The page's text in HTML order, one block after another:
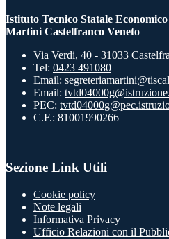
Istituto Tecnico Statale
Martini Castelfranco Veneto
Via Verdi, 40 - 31033
Tel: 0423 491080
Email:
Email:
PEC:
C.F.: 81001990266
Sezione Link Utili
Cookie policy
Note legali
Informativa Privacy
Ufficio Relazioni con il